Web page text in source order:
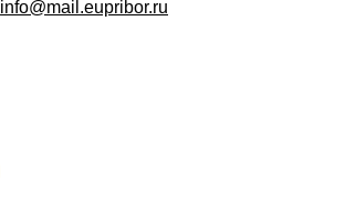
info@mail.eupribor.ru